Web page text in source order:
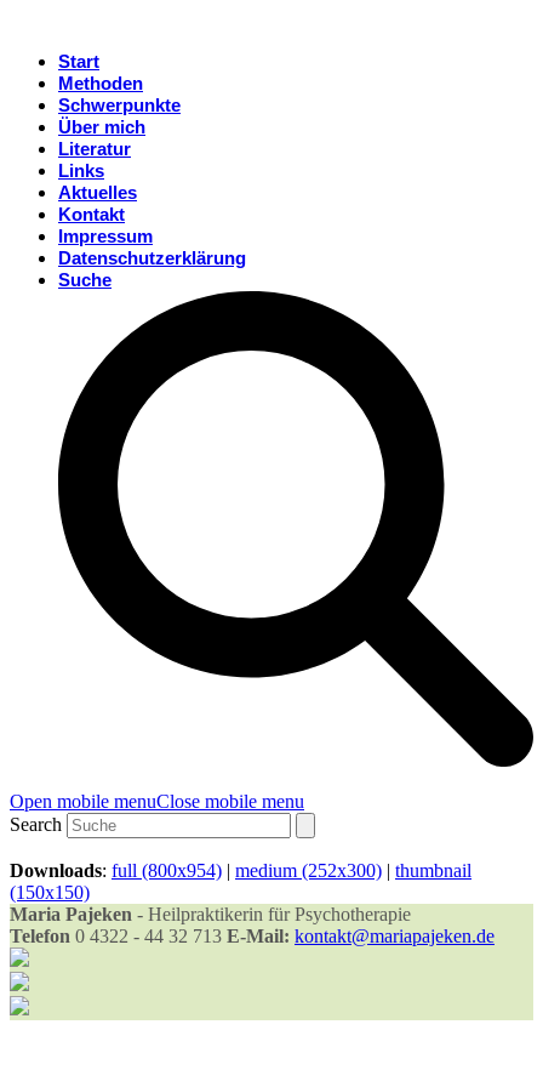
Start
Methoden
Schwerpunkte
Über mich
Literatur
Links
Aktuelles
Kontakt
Impressum
Datenschutzerklärung
Suche
Open mobile menuClose mobile menu
Search
Downloads: full (800x954) | medium (252x300) | thumbnail
(150x150)
Maria Pajeken - Heilpraktikerin für Psychotherapie
Telefon 0 4322 - 44 32 713 E-Mail: kontakt@mariapajeken.de